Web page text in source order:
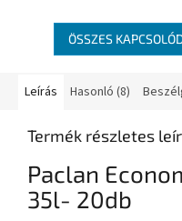
ÖSSZES
Leírás Hasonló (8)
Termék részletes
Paclan
35l- 20db